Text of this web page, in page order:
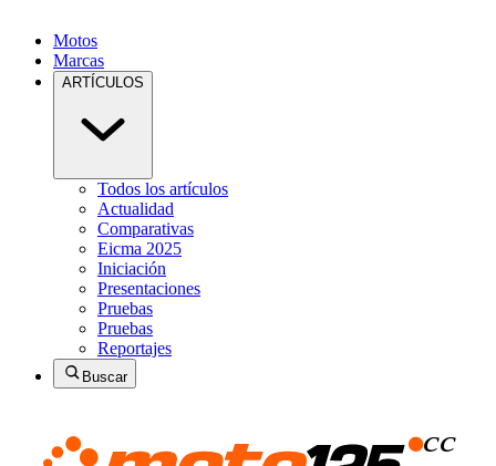
Motos
Marcas
ARTÍCULOS
Todos los artículos
Actualidad
Comparativas
Eicma 2025
Iniciación
Presentaciones
Pruebas
Pruebas
Reportajes
Buscar